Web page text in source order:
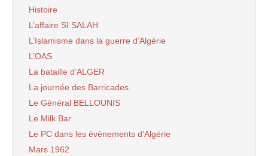
Histoire
L’affaire SI SALAH
L’Islamisme dans la guerre d’Algérie
L’OAS
La bataille d’ALGER
La journée des Barricades
Le Général BELLOUNIS
Le Milk Bar
Le PC dans les évènements d’Algérie
Mars 1962